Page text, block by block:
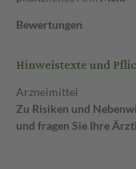
Bewertungen
Hinweistexte und
Arzneimittel
Zu Risiken und
und fragen Sie Ihre